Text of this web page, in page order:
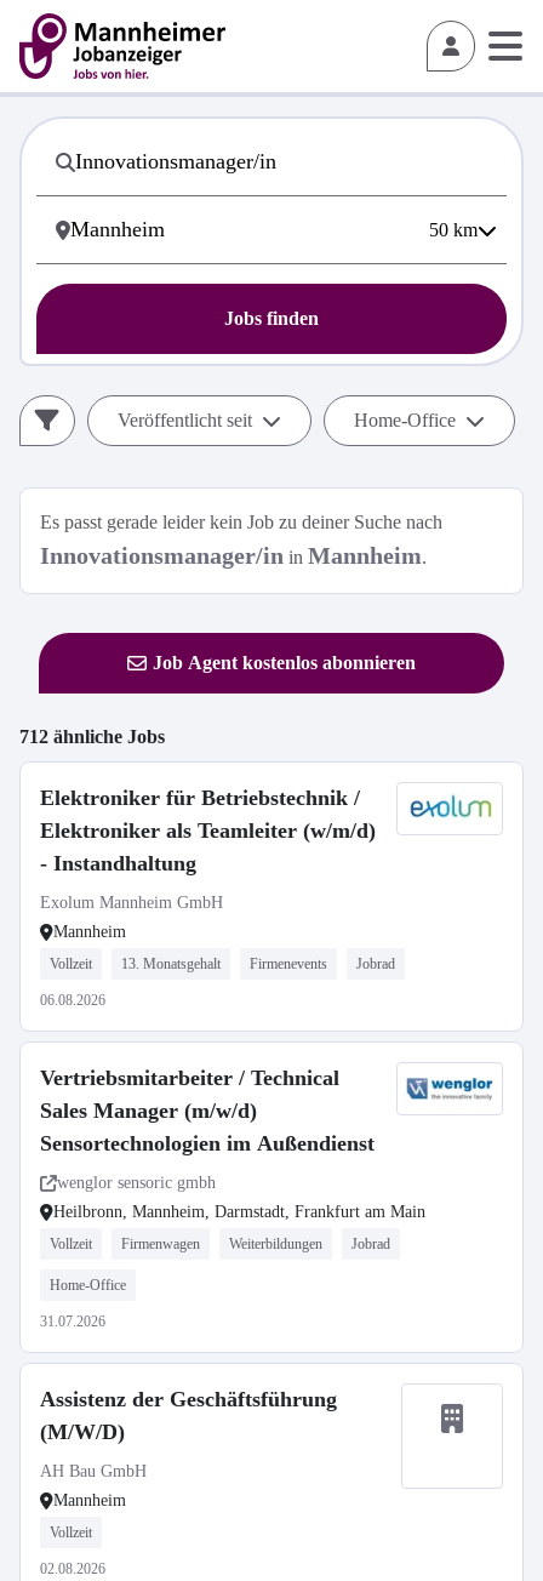
50 km
Jobs finden
Veröffentlicht seit Home-Office
Es passt gerade leider kein Job zu deiner Suche nach
Innovationsmanager/in in Mannheim.
Job Agent kostenlos abonnieren
712 ähnliche Jobs
Elektroniker für Betriebstechnik /
Elektroniker als Teamleiter (w/m/d)
- Instandhaltung
Exolum Mannheim GmbH
Mannheim
Vollzeit 13. Monatsgehalt Firmenevents Jobrad
06.08.2026
Vertriebsmitarbeiter / Technical
Sales Manager (m/w/d)
Sensortechnologien im Außendienst
wenglor sensoric gmbh
Heilbronn, Mannheim, Darmstadt, Frankfurt am Main
Vollzeit Firmenwagen Weiterbildungen Jobrad
Home-Office
31.07.2026
Assistenz der Geschäftsführung
(M/W/D)
AH Bau GmbH
Mannheim
Vollzeit
02.08.2026